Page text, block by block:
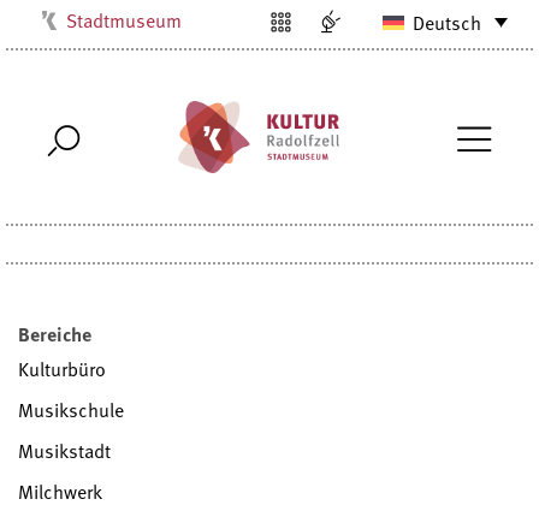
Musikschule
Stadtmuseum
Stadtbibliothek
Villa Bosch
Deutsch
Bereiche
Kulturbüro
Musikschule
Musikstadt
Milchwerk